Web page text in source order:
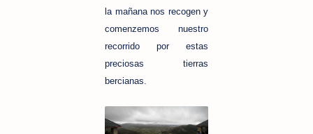
la mañana nos recogen y
comenzemos nuestro
recorrido por estas
preciosas tierras
bercianas.